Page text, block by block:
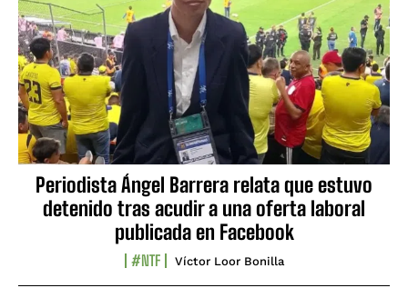
Periodista Ángel Barrera relata que estuvo
detenido tras acudir a una oferta laboral
publicada en Facebook
#NTF Víctor Loor Bonilla